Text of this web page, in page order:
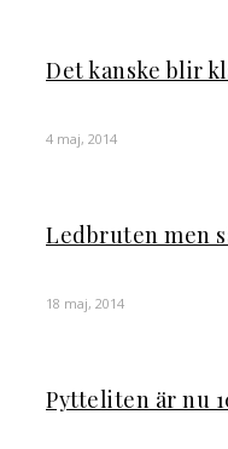
Det kanske blir
4 maj, 2014
Ledbruten men
18 maj, 2014
Pytteliten är nu